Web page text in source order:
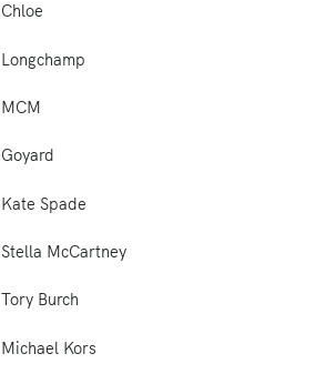
Chloe
Longchamp
MCM
Goyard
Kate Spade
Stella McCartney
Tory Burch
Michael Kors